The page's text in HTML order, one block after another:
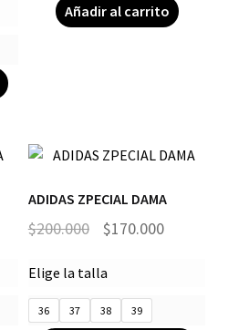
Añadir al carrito
ADIDAS ZPECIAL DAMA
¡OFERTA!
$200.000 $170.000
Elige la talla
36 37 38 39